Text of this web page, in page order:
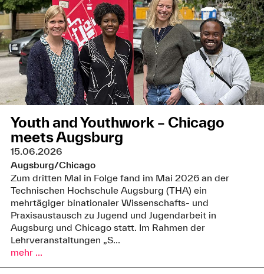
Youth and Youthwork – Chicago
meets Augsburg
15.06.2026
Augsburg/Chicago
Zum dritten Mal in Folge fand im Mai 2026 an der
Technischen Hochschule Augsburg (THA) ein
mehrtägiger binationaler Wissenschafts- und
Praxisaustausch zu Jugend und Jugendarbeit in
Augsburg und Chicago statt. Im Rahmen der
Lehrveranstaltungen „S...
mehr ...